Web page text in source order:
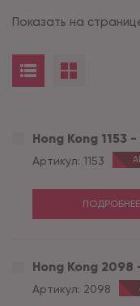
Показать на
Hong Kong 1153
Артикул: 1153
ПОДРОБНЕЕ
Hong Kong
Артикул: 2098